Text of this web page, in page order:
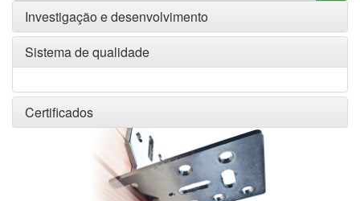
Investigação e desenvolvimento
Sistema de qualidade
Certificados